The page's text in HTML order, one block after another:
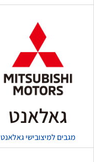
גאלאנט
מגבים למיצובישי גאלאנט